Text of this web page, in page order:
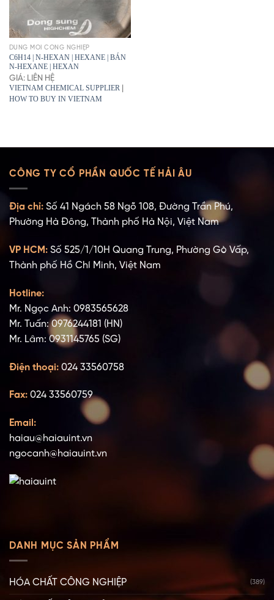
DUNG MÔI CÔNG NGHIỆP
C6H14 | N-HEXAN | HEXANE | BÁN
N-HEXANE | HEXAN
GIÁ: LIÊN HỆ
VIETNAM CHEMICAL SUPPLIER|
HOW TO BUY IN VIETNAM
CÔNG TY CỔ PHẦN QUỐC TẾ HẢI ÂU
Địa chỉ: Số 41 Ngách 58 Ngõ 108, Đường Trần Phú,
Phường Hà Đông, Thành phố Hà Nội, Việt Nam
VP HCM: Số 525/1/10H Quang Trung, Phường Gò Vấp,
Thành phố Hồ Chí Minh, Việt Nam
Hotline:
Mr. Ngọc Anh: 0983565628
Mr. Tuấn: 0976244181 (HN)
Mr. Lâm: 0931145765 (SG)
Điện thoại: 024 33560758
Fax: 024 33560759
Email:
haiau@haiauint.vn
ngocanh@haiauint.vn
DANH MỤC SẢN PHẨM
HÓA CHẤT CÔNG NGHIỆP (389)